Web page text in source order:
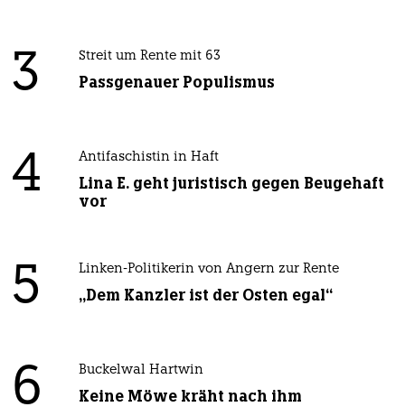
3 Streit um Rente mit 63
Passgenauer Populismus
4 Antifaschistin in Haft
Lina E. geht juristisch gegen Beugehaft
vor
5 Linken-Politikerin von Angern zur Rente
„Dem Kanzler ist der Osten egal“
6 Buckelwal Hartwin
Keine Möwe kräht nach ihm